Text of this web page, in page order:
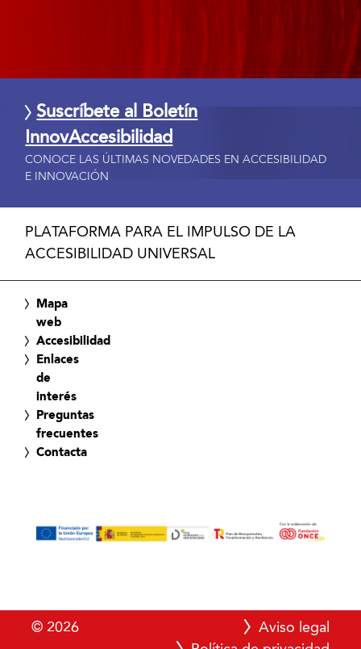
Suscríbete al Boletín
InnovAccesibilidad
CONOCE LAS ÚLTIMAS NOVEDADES EN ACCESIBILIDAD
E INNOVACIÓN
PLATAFORMA PARA EL IMPULSO DE LA
ACCESIBILIDAD UNIVERSAL
Mapa
web
Accesibilidad
Enlaces
de
interés
Preguntas
frecuentes
Contacta
© 2026
Aviso legal